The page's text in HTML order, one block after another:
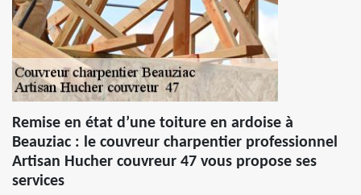
Remise en état d’une toiture en ardoise à
Beauziac : le couvreur charpentier professionnel
Artisan Hucher couvreur 47 vous propose ses
services